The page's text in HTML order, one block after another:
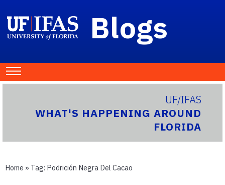
Blogs
UF/IFAS
WHAT'S HAPPENING AROUND
FLORIDA
Home » Tag: Podrición Negra Del Cacao